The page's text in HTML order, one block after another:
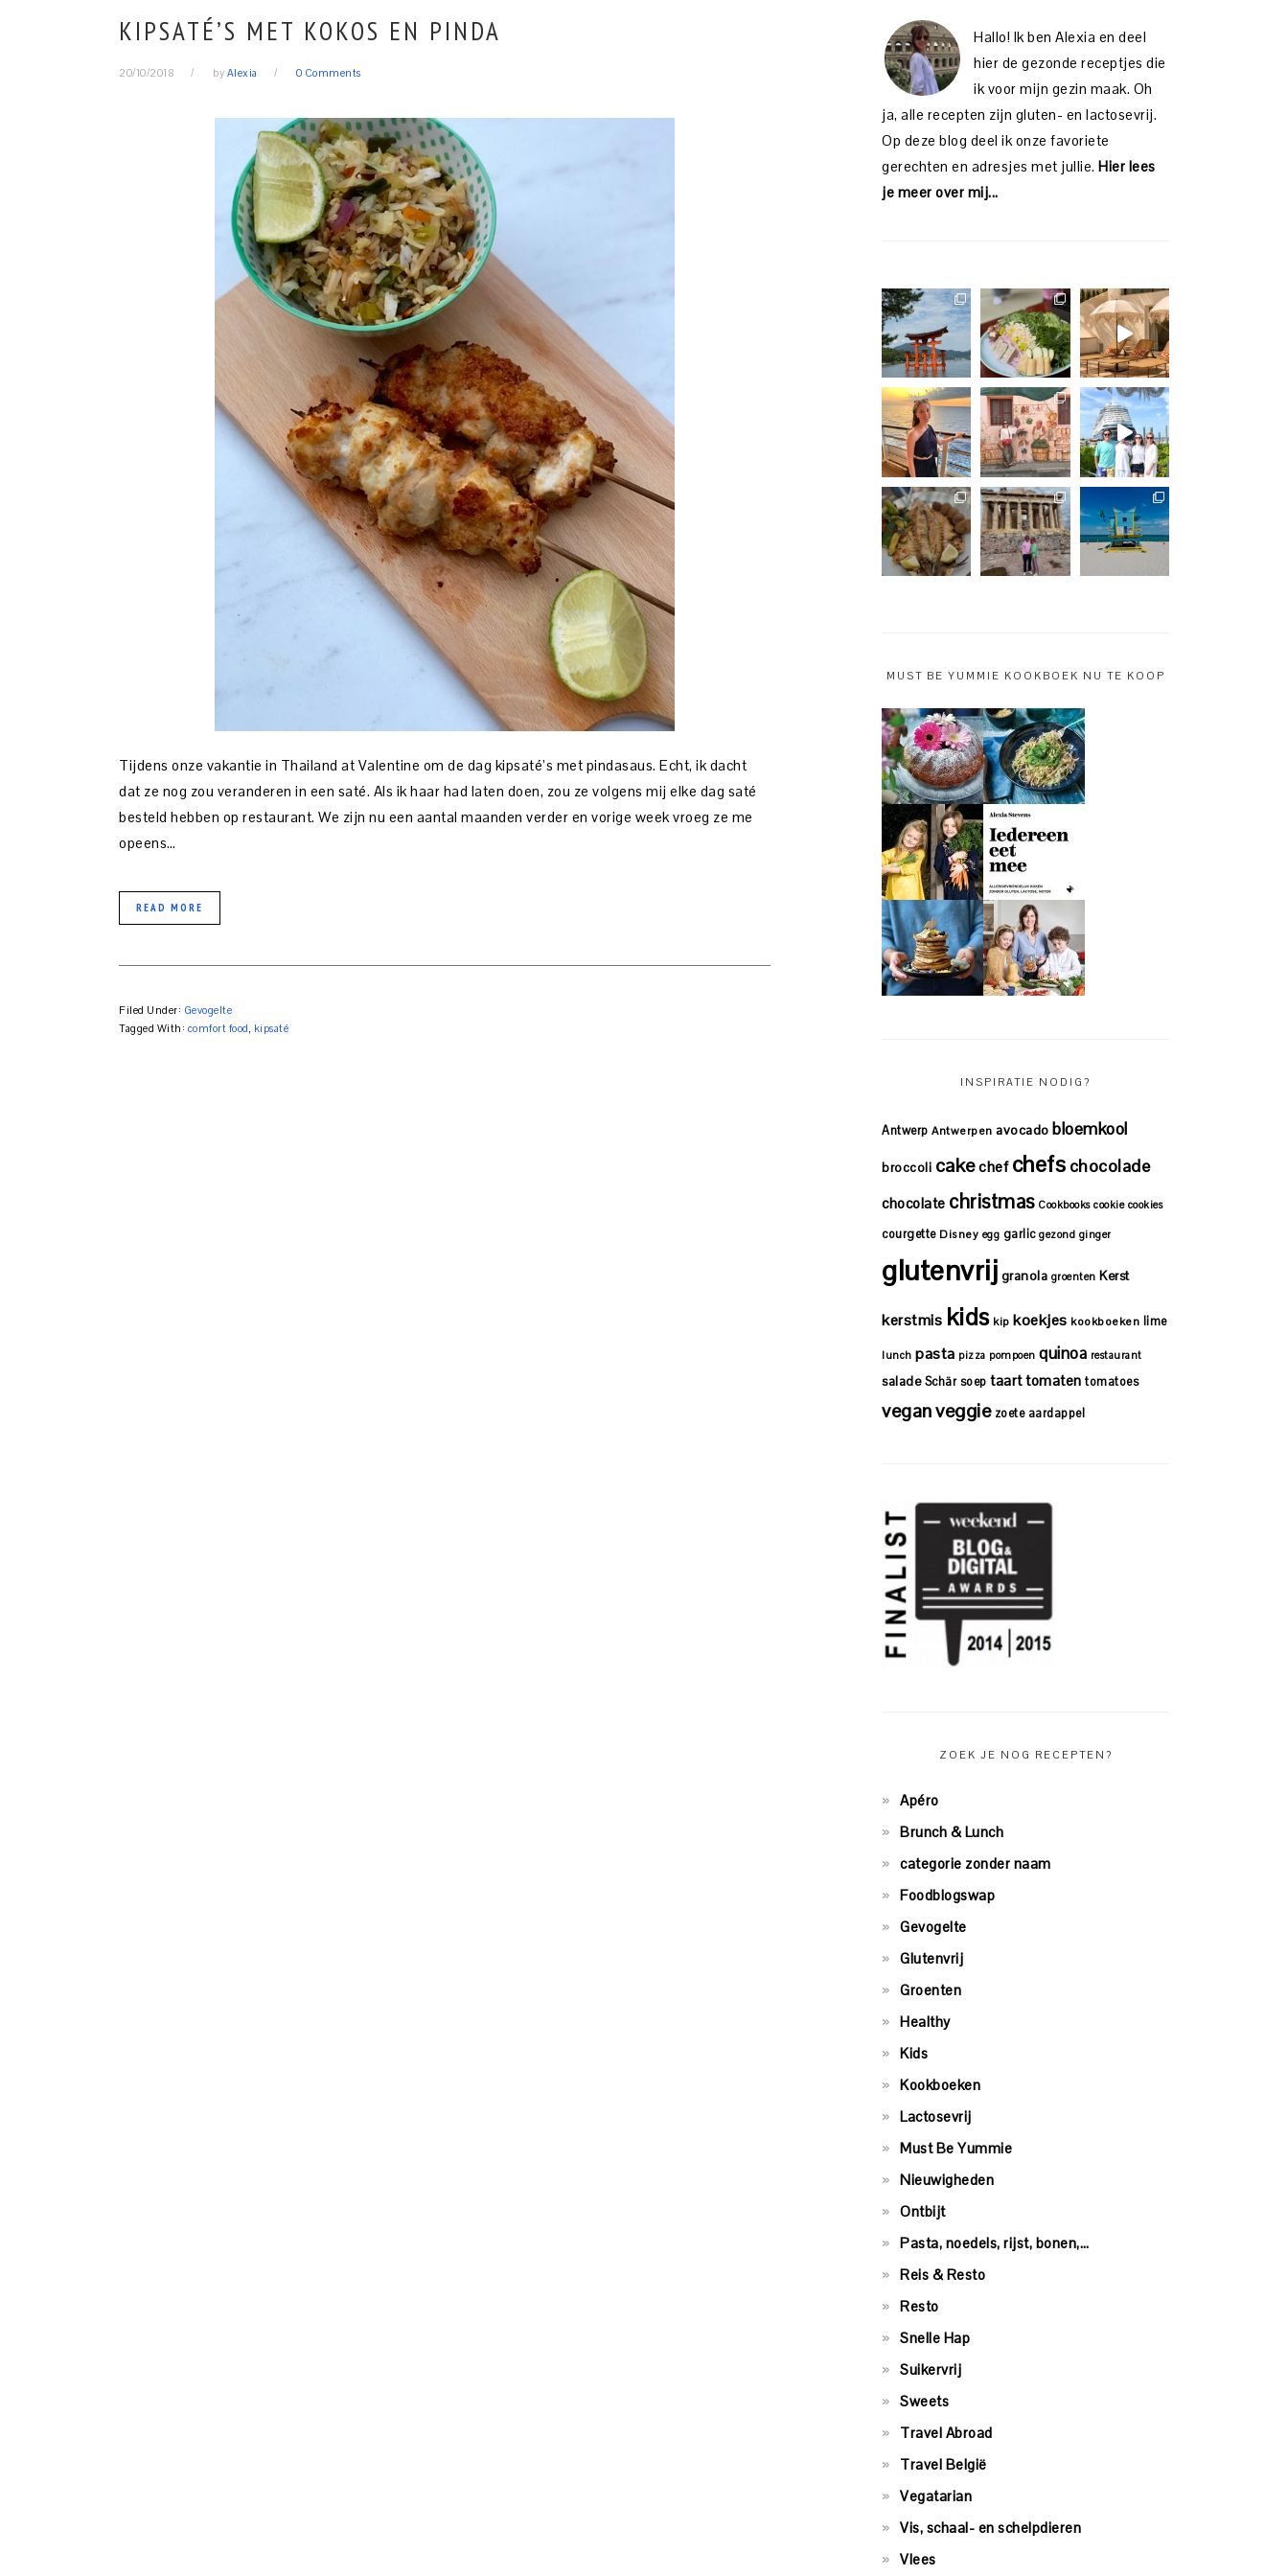
KIPSATÉ’S MET KOKOS EN PINDA
20/10/2018 by Alexia 0 Comments
Tijdens onze vakantie in Thailand at Valentine om de dag kipsaté’s met pindasaus. Echt, ik dacht
dat ze nog zou veranderen in een saté. Als ik haar had laten doen, zou ze volgens mij elke dag saté
besteld hebben op restaurant. We zijn nu een aantal maanden verder en vorige week vroeg ze me
opeens…
READ MORE
Filed Under: Gevogelte
Tagged With: comfort food, kipsaté
Hallo! Ik ben Alexia en deel
hier de gezonde receptjes die
ik voor mijn gezin maak. Oh
ja, alle recepten zijn gluten- en lactosevrij.
Op deze blog deel ik onze favoriete
gerechten en adresjes met jullie. Hier lees
je meer over mij...
MUST BE YUMMIE KOOKBOEK NU TE KOOP
INSPIRATIE NODIG?
Antwerp Antwerpen avocado bloemkool
broccoli cakechef chefs chocolade
chocolate christmas Cookbooks cookie cookies
courgette Disney egg garlic gezond ginger
glutenvrij granola groenten Kerst
kerstmis kids kip koekjes kookboeken lime
lunch pasta pizza pompoen quinoa restaurant
salade Schär soep taarttomaten tomatoes
veganveggie zoete aardappel
ZOEK JE NOG RECEPTEN?
Apéro
Brunch & Lunch
categorie zonder naam
Foodblogswap
Gevogelte
Glutenvrij
Groenten
Healthy
Kids
Kookboeken
Lactosevrij
Must Be Yummie
Nieuwigheden
Ontbijt
Pasta, noedels, rijst, bonen,…
Reis & Resto
Resto
Snelle Hap
Suikervrij
Sweets
Travel Abroad
Travel België
Vegatarian
Vis, schaal- en schelpdieren
Vlees